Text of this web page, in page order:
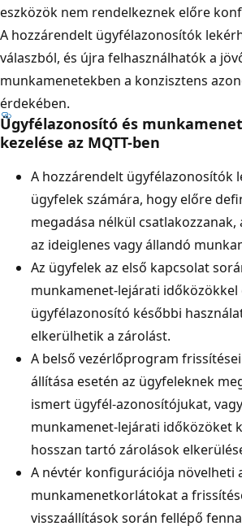
eszközök nem rendelkeznek előre
A hozzárendelt ügyfélazonosítók
válaszból, és újra felhasználhatók a
munkamenetekben a konzisztens
érdekében.
Ügyfélazonosító és
kezelése az MQTT-ben
A hozzárendelt ügyfélazonosítók
ügyfelek számára, hogy előre
megadása nélkül csatlakozzanak,
az ideiglenes vagy állandó
Az ügyfelek az első kapcsolat
munkamenet-lejárati időközökkel
ügyfélazonosító későbbi
elkerülhetik a zárolást.
A belső vezérlőprogram
állítása esetén az ügyfeleknek
ismert ügyfél-azonosítójukat,
munkamenet-lejárati időközöket
hosszan tartó zárolások
A névtér konfigurációja növelheti
munkamenetkorlátokat a
visszaállítások során fellépő